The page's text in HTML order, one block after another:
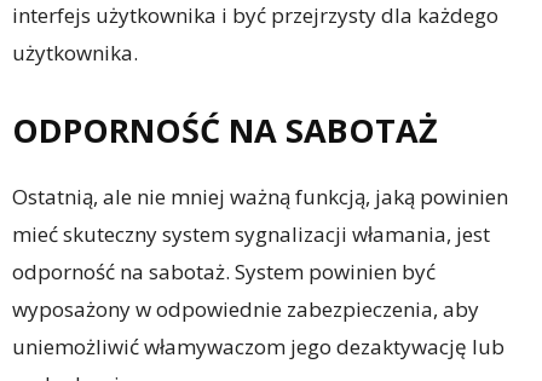
interfejs użytkownika i być przejrzysty dla każdego
użytkownika.
ODPORNOŚĆ NA SABOTAŻ
Ostatnią, ale nie mniej ważną funkcją, jaką powinien
mieć skuteczny system sygnalizacji włamania, jest
odporność na sabotaż. System powinien być
wyposażony w odpowiednie zabezpieczenia, aby
uniemożliwić włamywaczom jego dezaktywację lub